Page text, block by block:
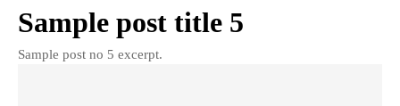
Sample post title 5
Sample post no 5 excerpt.